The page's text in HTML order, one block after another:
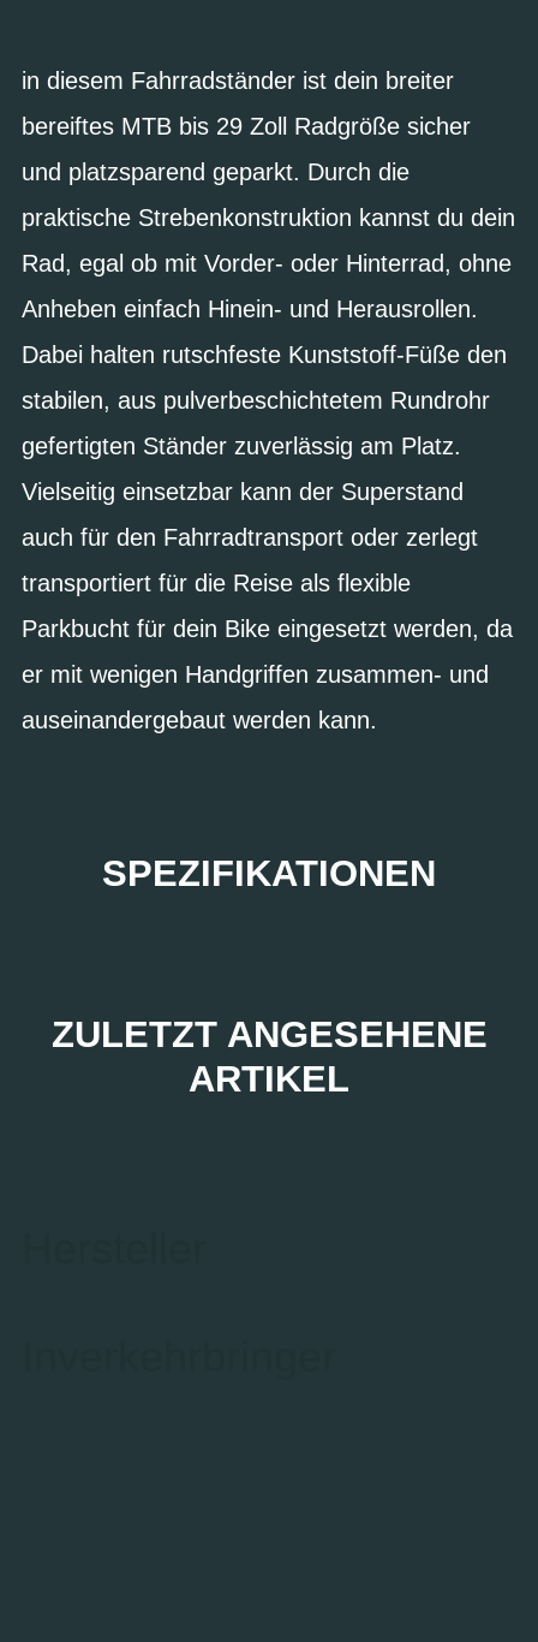
in diesem Fahrradständer ist dein breiter
bereiftes MTB bis 29 Zoll Radgröße sicher
und platzsparend geparkt. Durch die
praktische Strebenkonstruktion kannst du dein
Rad, egal ob mit Vorder- oder Hinterrad, ohne
Anheben einfach Hinein- und Herausrollen.
Dabei halten rutschfeste Kunststoff-Füße den
stabilen, aus pulverbeschichtetem Rundrohr
gefertigten Ständer zuverlässig am Platz.
Vielseitig einsetzbar kann der Superstand
auch für den Fahrradtransport oder zerlegt
transportiert für die Reise als flexible
Parkbucht für dein Bike eingesetzt werden, da
er mit wenigen Handgriffen zusammen- und
auseinandergebaut werden kann.
SPEZIFIKATIONEN
ZULETZT ANGESEHENE
ARTIKEL